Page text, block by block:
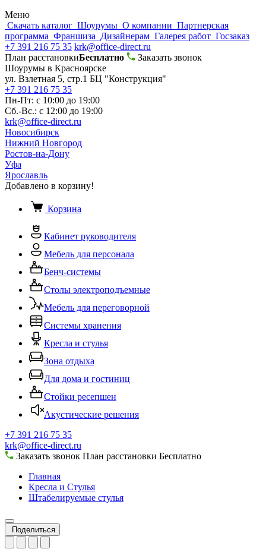
Меню
Скачать каталог Шоурумы О компании Партнерская
программа Франшиза Дизайнерам Галерея работ Госзаказ
+7 391 216 75 35 krk@office-direct.ru
План расстановкиБесплатно
Заказать звонок
Шоурумы в Красноярске
ул. Взлетная 5, стр.1 БЦ "Конструкция"
+7 391 216 75 35
Пн-Пт: с 10:00 до 19:00
Сб.-Вс.: с 12:00 до 19:00
krk@office-direct.ru
Новосибирск
Нижний Новгород
Ростов-на-Дону
Уфа
Ярославль
Добавлено в корзину!
Корзина
Кабинет руководителя
Мебель для персонала
Бенч-системы
Столы электроподъемные
Мебель для переговорной
Системы хранения
Кресла и стулья
Зона отдыха
Для дома и гостиниц
Стойки ресепшен
Акустические решения
+7 391 216 75 35
krk@office-direct.ru
Заказать звонок План расстановки Бесплатно
Главная
Кресла и Стулья
Штабелируемые стулья
Поделиться